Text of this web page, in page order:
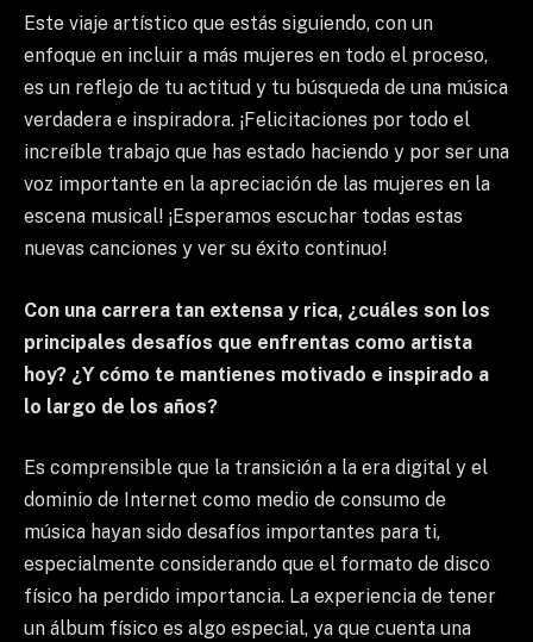
Este viaje artístico que estás siguiendo, con un
enfoque en incluir a más mujeres en todo el proceso,
es un reflejo de tu actitud y tu búsqueda de una música
verdadera e inspiradora. ¡Felicitaciones por todo el
increíble trabajo que has estado haciendo y por ser una
voz importante en la apreciación de las mujeres en la
escena musical! ¡Esperamos escuchar todas estas
nuevas canciones y ver su éxito continuo!
Con una carrera tan extensa y rica, ¿cuáles son los
principales desafíos que enfrentas como artista
hoy? ¿Y cómo te mantienes motivado e inspirado a
lo largo de los años?
Es comprensible que la transición a la era digital y el
dominio de Internet como medio de consumo de
música hayan sido desafíos importantes para ti,
especialmente considerando que el formato de disco
físico ha perdido importancia. La experiencia de tener
un álbum físico es algo especial, ya que cuenta una